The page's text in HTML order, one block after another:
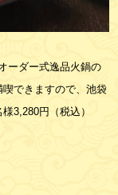
ーダー式逸品火鍋の
できますので、池袋
3,280円（税込）